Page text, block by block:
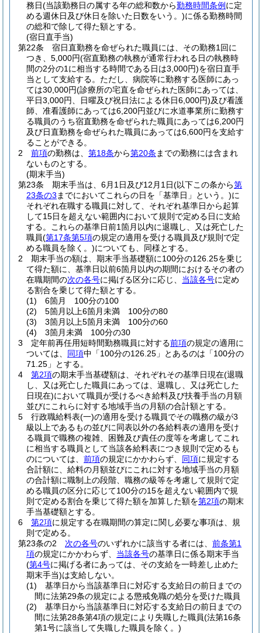
務日(当該勤務日の属する年の総和数から勤務時間条例 に定
める週休日及び休日を除いた日数をいう。)に係る勤務時間
の総和で除して得た額とする。
(宿日直手当)
第22条
宿日直勤務を命ぜられた職員には、その勤務1回に
つき、5,000円(宿直勤務の執務が通常行われる日の執務時
間の2分の1に相当する時間である日は3,000円)を宿日直手
当として支給する。 ただし、病院等に勤務する医師にあっ
ては30,000円(診療所の宅直を命ぜられた医師にあっては、
平日3,000円、日曜及び祝日法による休日6,000円)及び看護
師、准看護師にあっては6,200円並びに水道事業所に勤務す
る職員のうち宿直勤務を命ぜられた職員にあっては6,200円
及び日直勤務を命ぜられた職員にあっては6,600円を支給す
ることができる。
2
前項の勤務は、 第18条から第20条 までの勤務には含まれ
ないものとする。
(期末手当)
第23条
期末手当は、6月1日及び12月1日(以下この条から第
23条の3 までにおいてこれらの日を「基準日」という。)に
それぞれ在職する職員に対して、それぞれ基準日から起算
して15日を超えない範囲内において規則で定める日に支給
する。
これらの基準日前1箇月以内に退職し、又は死亡した
職員(第17条第5項の規定の適用を受ける職員及び規則で定
める職員を除く。)についても、同様とする。
2
期末手当の額は、期末手当基礎額に100分の126.25を乗じ
て得た額に、基準日以前6箇月以内の期間におけるその者の
在職期間の次の各号に掲げる区分に応じ、 当該各号に定め
る割合を乗じて得た額とする。
(1)
6箇月 100分の100
(2)
5箇月以上6箇月未満 100分の80
(3)
3箇月以上5箇月未満 100分の60
(4)
3箇月未満 100分の30
3
定年前再任用短時間勤務職員に対する前項の規定の適用に
ついては、 同項中「100分の126.25」とあるのは「100分の
71.25」とする。
4
第2項の期末手当基礎額は、それぞれその基準日現在(退職
し、又は死亡した職員にあっては、退職し、又は死亡した
日現在)において職員が受けるべき給料及び扶養手当の月額
並びにこれらに対する地域手当の月額の合計額とする。
5
行政職給料表(一)の適用を受ける職員でその職務の級が3
級以上であるもの並びに同表以外の各給料表の適用を受け
る職員で職務の複雑、困難及び責任の度等を考慮してこれ
に相当する職員として当該各給料表につき規則で定めるも
のについては、 前項の規定にかかわらず、 同項に規定する
合計額に、給料の月額並びにこれに対する地域手当の月額
の合計額に職制上の段階、職務の級等を考慮して規則で定
める職員の区分に応じて100分の15を超えない範囲内で規
則で定める割合を乗じて得た額を加算した額を第2項の期末
手当基礎額とする。
6
第2項に規定する在職期間の算定に関し必要な事項は、規
則で定める。
第23条の2
次の各号のいずれかに該当する者には、 前条第1
項の規定にかかわらず、 当該各号の基準日に係る期末手当
(第4号に掲げる者にあっては、その支給を一時差し止めた
期末手当)は支給しない。
(1)
基準日から当該基準日に対応する支給日の前日までの
間に法第29条の規定による懲戒免職の処分を受けた職員
(2)
基準日から当該基準日に対応する支給日の前日までの
間に法第28条第4項の規定により失職した職員(法第16条
第1号に該当して失職した職員を除く。)